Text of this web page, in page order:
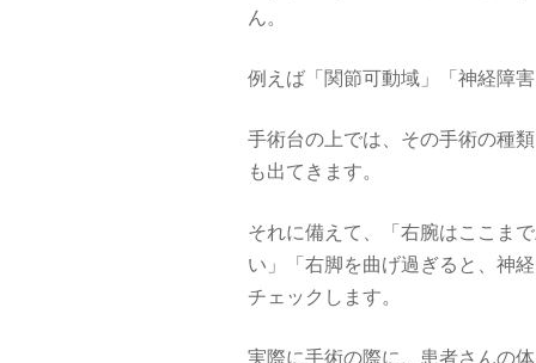
ん。
例えば「関節可動域」「神経障
手術台の上では、その手術の種
も出てきます。
それに備えて、「右腕はここま
い」「右脚を曲げ過ぎると、神
チェックします。
実際に手術の際に、患者さんの